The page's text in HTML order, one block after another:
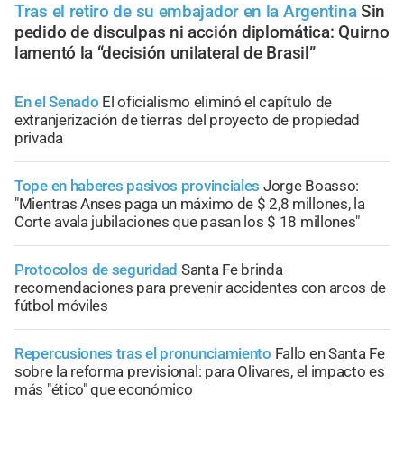
Tras el retiro de su embajador en la Argentina Sin
pedido de disculpas ni acción diplomática: Quirno
lamentó la “decisión unilateral de Brasil”
En el Senado El oficialismo eliminó el capítulo de
extranjerización de tierras del proyecto de propiedad
privada
Tope en haberes pasivos provinciales Jorge Boasso:
"Mientras Anses paga un máximo de $ 2,8 millones, la
Corte avala jubilaciones que pasan los $ 18 millones"
Protocolos de seguridad Santa Fe brinda
recomendaciones para prevenir accidentes con arcos de
fútbol móviles
Repercusiones tras el pronunciamiento Fallo en Santa Fe
sobre la reforma previsional: para Olivares, el impacto es
más "ético" que económico